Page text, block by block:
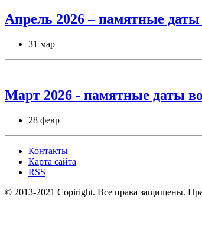
Апрель 2026 – памятные
31 мар
Март 2026 - памятные даты
28 февр
Контакты
Карта сайта
RSS
© 2013-2021 Copiright. Все права защищены.